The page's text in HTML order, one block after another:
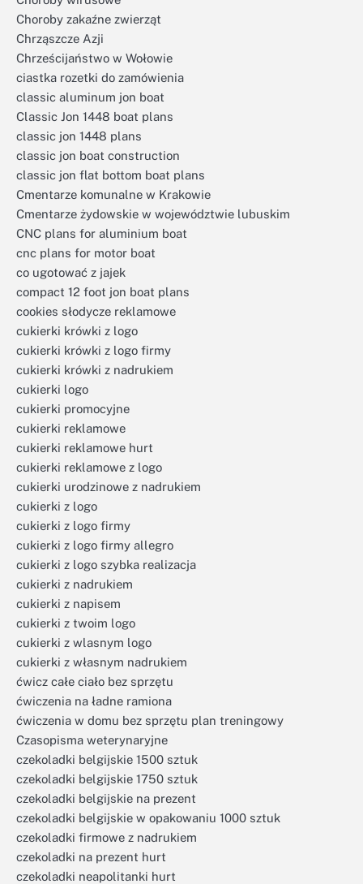
Choroby zakaźne zwierząt
Chrząszcze Azji
Chrześcijaństwo w Wołowie
ciastka rozetki do zamówienia
classic aluminum jon boat
Classic Jon 1448 boat plans
classic jon 1448 plans
classic jon boat construction
classic jon flat bottom boat plans
Cmentarze komunalne w Krakowie
Cmentarze żydowskie w województwie lubuskim
CNC plans for aluminium boat
cnc plans for motor boat
co ugotować z jajek
compact 12 foot jon boat plans
cookies słodycze reklamowe
cukierki krówki z logo
cukierki krówki z logo firmy
cukierki krówki z nadrukiem
cukierki logo
cukierki promocyjne
cukierki reklamowe
cukierki reklamowe hurt
cukierki reklamowe z logo
cukierki urodzinowe z nadrukiem
cukierki z logo
cukierki z logo firmy
cukierki z logo firmy allegro
cukierki z logo szybka realizacja
cukierki z nadrukiem
cukierki z napisem
cukierki z twoim logo
cukierki z wlasnym logo
cukierki z własnym nadrukiem
ćwicz całe ciało bez sprzętu
ćwiczenia na ładne ramiona
ćwiczenia w domu bez sprzętu plan treningowy
Czasopisma weterynaryjne
czekoladki belgijskie 1500 sztuk
czekoladki belgijskie 1750 sztuk
czekoladki belgijskie na prezent
czekoladki belgijskie w opakowaniu 1000 sztuk
czekoladki firmowe z nadrukiem
czekoladki na prezent hurt
czekoladki neapolitanki hurt